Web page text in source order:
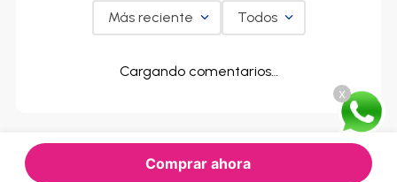
x
Comprar ahora
Más reciente Todos
Cargando comentarios…
RECOMENDADOS PARA TI